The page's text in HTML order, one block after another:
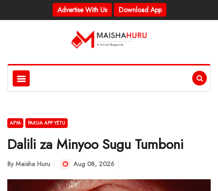
Advertise With Us Download App
AFYA PAKUA APP YETU
Dalili za Minyoo Sugu Tumboni
By Maisha Huru Aug 08, 2026